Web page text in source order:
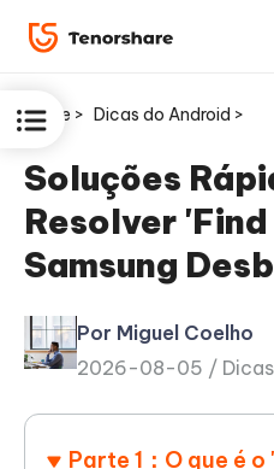
for iOS
PDNob
PDF
Editor
Novo
Home > Dicas do Android >
Soluções
Resolver
Samsung
Por Miguel Coelho
2026-08-05 /
Parte 1：O que é